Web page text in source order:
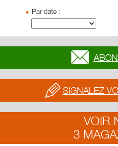
Par date :
SIGNALEZ
VOIR
3